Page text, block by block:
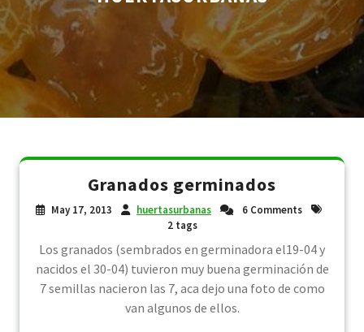
Granados germinados
May 17, 2013 huertasurbanas
6 Comments
2 tags
Los granados (sembrados en germinadora el19-04 y
nacidos el 30-04) tuvieron muy buena germinación de
7 semillas nacieron las 7, aca dejo una foto de como
van algunos de ellos.